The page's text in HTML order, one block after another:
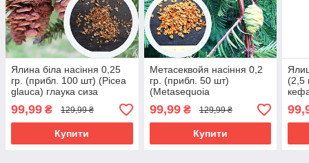
Ялина біла насіння 0,25
гр. (прибл. 100 шт) (Picea
glauca) глаука сиза
канадська для
вирощування саджанців
99,99 ₴ 129,99 ₴
Купити
Метасеквойя насіння 0,2
гр. (прибл. 50 шт)
(Metasequoia
glyptostroboides)
китайська
гліптостробусовидна для
саджанців
99,99₴ 129,99 ₴
Купити
(2,5